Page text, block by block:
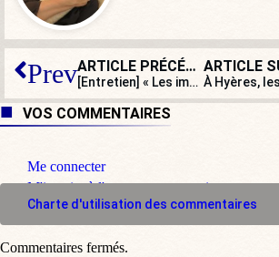
Prev ARTICLE PRÉCÉDENT
[Entretien] « Les importations massives d’Ukraine ont déstabilisé des filières agricoles »
VOS COMMENTAIRES
Me connecter
M'inscrire à l'espace commentaire
Charte d'utilisation des commentaires
Commentaires fermés.